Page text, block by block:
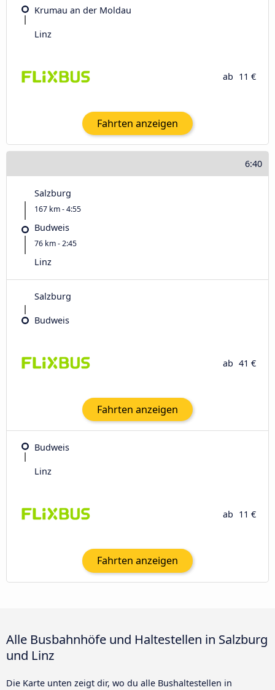
Krumau an der Moldau
Linz
ab 11 €
Fahrten anzeigen
6:40
Salzburg
167 km - 4:55
Budweis
76 km - 2:45
Linz
Salzburg
Budweis
ab 41 €
Fahrten anzeigen
Budweis
Linz
ab 11 €
Fahrten anzeigen
Alle Busbahnhöfe und Haltestellen in Salzburg
und Linz
Die Karte unten zeigt dir, wo du alle Bushaltestellen in